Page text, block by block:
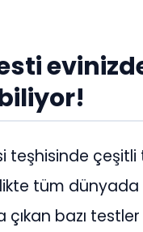
teşhisinde çeşitli
tüm
bazı testler